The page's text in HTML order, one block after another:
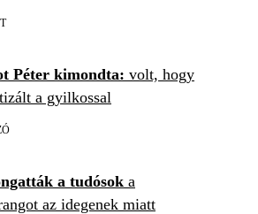
Péter kimondta: volt, hogy
a gyilkossal
a tudósok a
az idegenek miatt